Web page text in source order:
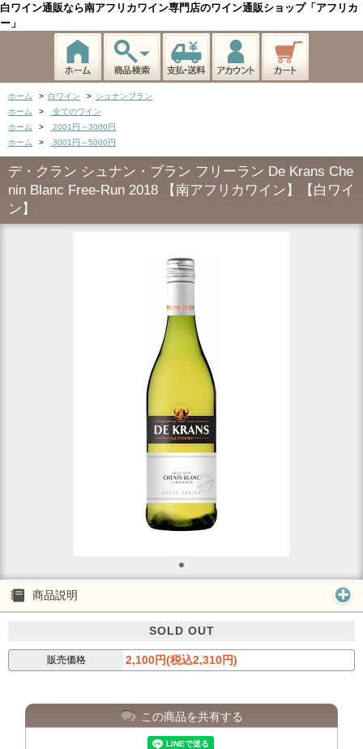
白ワイン通販なら南アフリカワイン専門店のワイン通販ショップ「アフリカ
ー」
ホーム > 白ワイン > シュナンブラン
ホーム
>
全てのワイン
ホーム
>
2001円～3000円
ホーム
> 3001円～5000円
デ・クラン シュナン・ブラン フリーラン De Krans Che
nin Blanc Free-Run 2018 【南アフリカワイン】【白ワイ
ン】
商品説明
SOLD OUT
販売価格 2,100円(税込2,310円)
この商品を共有する